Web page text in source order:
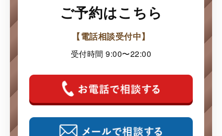
ご予約はこちら
【電話相談受付中】
受付時間 9:00〜22:00